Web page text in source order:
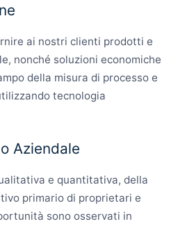
ai nostri clienti prodotti e
nonché soluzioni economiche
della misura di processo e
tecnologia
Aziendale
e quantitativa, della
primario di proprietari e
sono osservati in